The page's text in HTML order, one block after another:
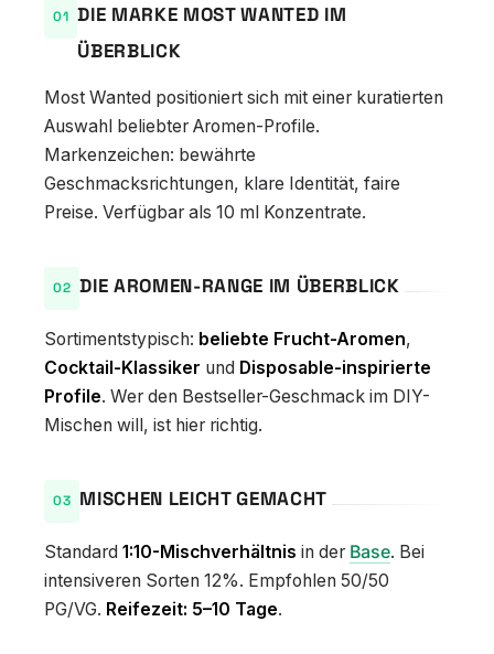
DIE MARKE MOST WANTED IM
ÜBERBLICK
Most Wanted positioniert sich mit einer kuratierten
Auswahl beliebter Aromen-Profile.
Markenzeichen: bewährte
Geschmacksrichtungen, klare Identität, faire
Preise. Verfügbar als 10 ml Konzentrate.
DIE AROMEN-RANGE IM ÜBERBLICK
Sortimentstypisch: beliebte Frucht-Aromen,
Cocktail-Klassiker und Disposable-inspirierte
Profile. Wer den Bestseller-Geschmack im DIY-
Mischen will, ist hier richtig.
MISCHEN LEICHT GEMACHT
Standard 1:10-Mischverhältnis in der Base. Bei
intensiveren Sorten 12%. Empfohlen 50/50
PG/VG. Reifezeit: 5–10 Tage.